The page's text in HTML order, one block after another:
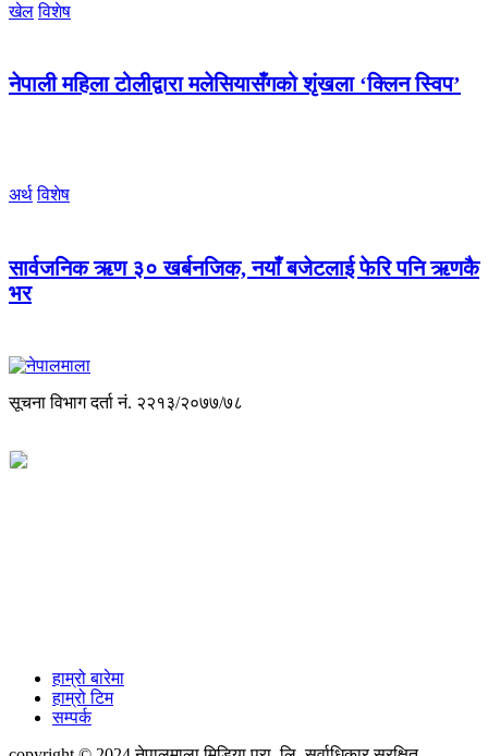
खेल विशेष
नेपाली महिला टोलीद्वारा मलेसियासँगको शृंखला ‘क्लिन स्विप’
अर्थ विशेष
सार्वजनिक ऋण ३० खर्बनजिक, नयाँ बजेटलाई फेरि पनि ऋणकै
भर
सूचना विभाग दर्ता नं. २२१३/२०७७/७८
हाम्रो बारेमा
हाम्रो टिम
सम्पर्क